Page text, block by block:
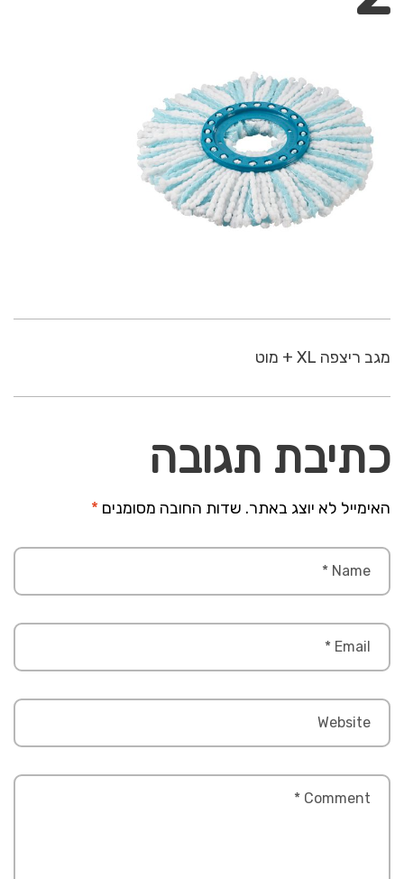
מגב ריצפה XL + מוט
כתיבת תגובה
האימייל לא יוצג באתר. שדות החובה מסומנים *